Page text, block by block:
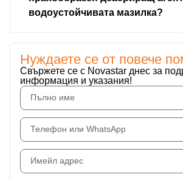
водоустойчивата мазилка?
Нуждаете се от повече
Свържете се с Novastar днес за
информация и указания!